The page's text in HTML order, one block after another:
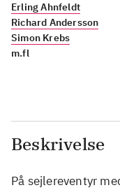
Erling Ahnfeldt
Richard Andersson
Simon Krebs
m.fl
Beskrivelse
På sejlereventyr